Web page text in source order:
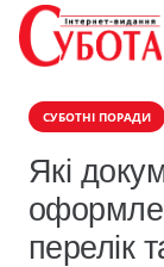
СУБОТНІ ПОРАДИ
Які
перелік